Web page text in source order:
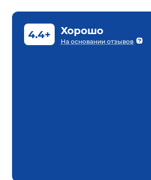
4.4+ Хорошо
На основании отзывов